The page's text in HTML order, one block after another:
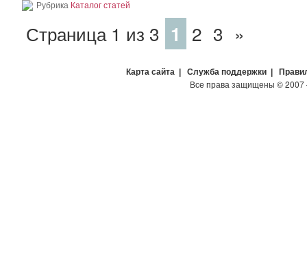
Рубрика Каталог статей
Страница 1 из 3 1 2 3 »
Карта сайта Служба поддержки
Все права защищены ©2007